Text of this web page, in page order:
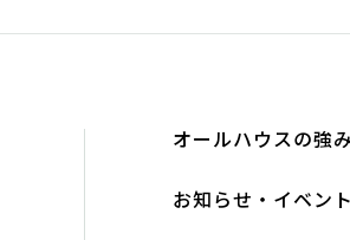
オールハウスの強
お知らせ・イベン